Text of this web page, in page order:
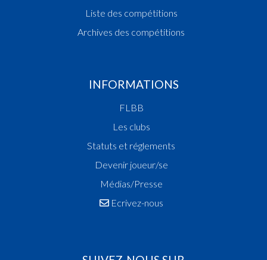
Liste des compétitions
Archives des compétitions
INFORMATIONS
FLBB
Les clubs
Statuts et réglements
Devenir joueur/se
Médias/Presse
Ecrivez-nous